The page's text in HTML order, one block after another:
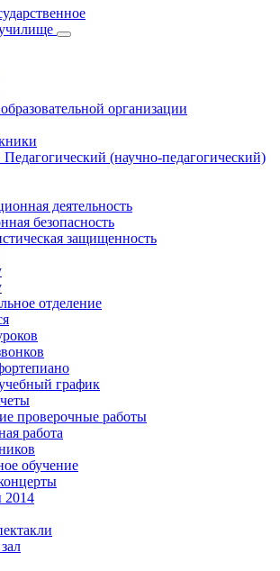
организации
Педагогический (научно-педагогический)
деятельность
безопасность
защищенность
отделение
график
проверочные работы
работа
обучение
2014